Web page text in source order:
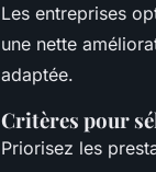
Les entreprises
une net­te
adaptée.
Critères pour
Priorisez les